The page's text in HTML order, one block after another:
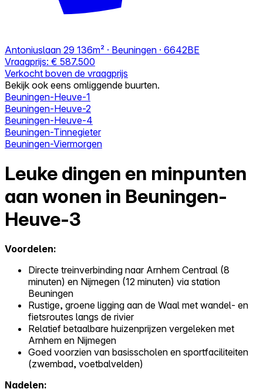
Antoniuslaan 29 136m² · Beuningen · 6642BE
Vraagprijs: € 587.500
Verkocht boven de vraagprijs
Bekijk ook eens omliggende buurten.
Beuningen-Heuve-1
Beuningen-Heuve-2
Beuningen-Heuve-4
Beuningen-Tinnegieter
Beuningen-Viermorgen
Leuke dingen en minpunten
aan wonen in Beuningen-
Heuve-3
Voordelen:
Directe treinverbinding naar Arnhem Centraal (8
minuten) en Nijmegen (12 minuten) via station
Beuningen
Rustige, groene ligging aan de Waal met wandel- en
fietsroutes langs de rivier
Relatief betaalbare huizenprijzen vergeleken met
Arnhem en Nijmegen
Goed voorzien van basisscholen en sportfaciliteiten
(zwembad, voetbalvelden)
Nadelen: